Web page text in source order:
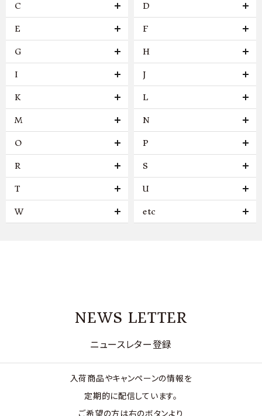
C D
E F
G H
I J
K L
M N
O P
R S
T U
W etc
NEWS LETTER
ニュースレター登録
入荷商品やキャンペーンの情報を
定期的に配信しています。
ご希望の方は右のボタンより